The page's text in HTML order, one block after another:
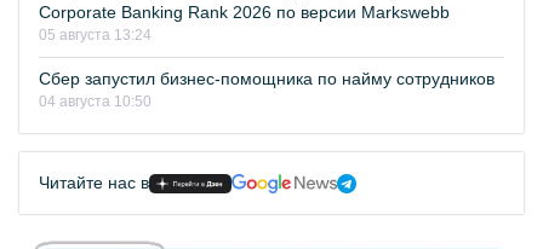
Corporate Banking Rank 2026 по версии Markswebb
05 августа 13:24
Сбер запустил бизнес-помощника по найму сотрудников
04 августа 10:50
Читайте нас в